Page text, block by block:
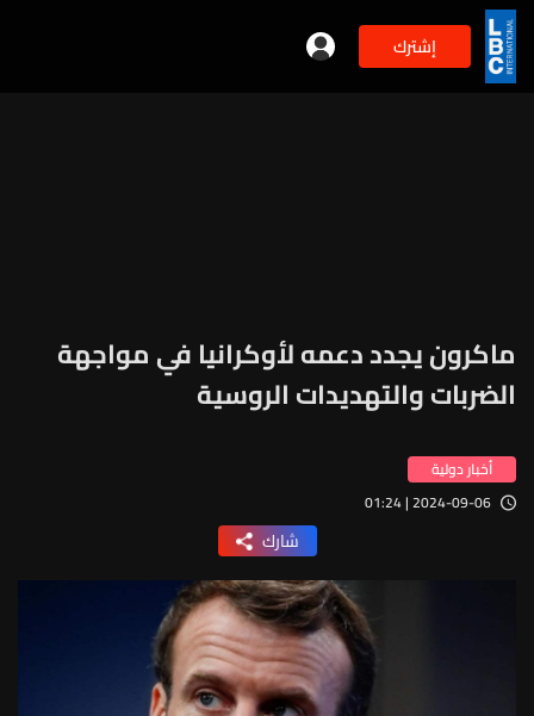
إشترك
ماكرون يجدد دعمه لأوكرانيا في مواجهة
الضربات والتهديدات الروسية
أخبار دولية
2024-09-06 | 01:24
شارك